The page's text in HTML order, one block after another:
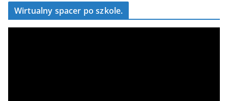
Wirtualny spacer po szkole.